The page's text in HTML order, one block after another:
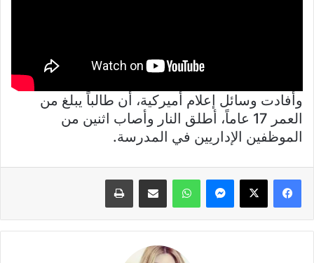
وأفادت وسائل إعلام أميركية، أن طالباً يبلغ من
العمر 17 عاماً، أطلق النار وأصاب اثنين من
الموظفين الإداريين في المدرسة.
فيسبوك X ماسنجر واتساب مشاركة عبر البريد طباعة